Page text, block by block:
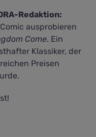
Redaktion:
ausprobieren
Come. Ein
Klassiker, der
Preisen